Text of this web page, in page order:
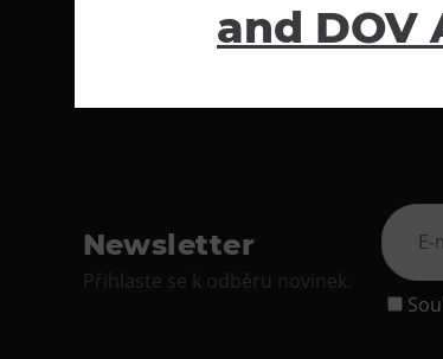
Newsletter
Přihlaste se k odběru novinek.
and DOV